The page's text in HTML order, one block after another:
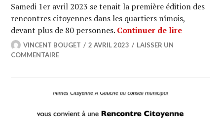
Samedi 1er avril 2023 se tenait la première édition des
rencontres citoyennes dans les quartiers nîmois,
devant plus de 80 personnes. Continuer de lire« La vie
VINCENT BOUGET 2 AVRIL 2023
LAISSER UN
COMMENTAIRE